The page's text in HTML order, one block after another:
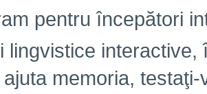
pentru începători
lingvistice
memoria,